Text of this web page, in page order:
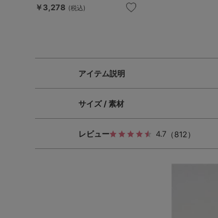
￥3,278 (税込)
アイテム説明
サイズ / 素材
レビュー 4.7 （812）